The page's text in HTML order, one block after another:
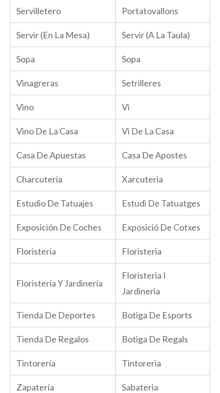
Servilletero Portatovallons
Servir (En La Mesa) Servir (A La Taula)
Sopa Sopa
Vinagreras Setrilleres
Vino Vi
Vino De La Casa Vi De La Casa
Casa De Apuestas Casa De Apostes
Charcutería Xarcuteria
Estudio De Tatuajes Estudi De Tatuatges
Exposición De Coches Exposició De Cotxes
Floristería Floristeria
Floristería Y Jardinería
Floristeria I
Jardineria
Tienda De Deportes Botiga De Esports
Tienda De Regalos Botiga De Regals
Tintorería Tintoreria
Zapatería Sabateria